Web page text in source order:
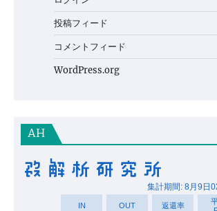
投稿フィード
コメントフィード
WordPress.org
AH